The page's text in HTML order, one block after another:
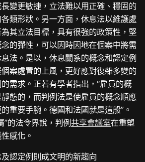
變更敏捷，立法難以用正確、穩固的
類形狀。另一方面，休息法以維護處
其立法目標，具有很強的政策性，堅
的彈性，可以因時因地在個案中將需
法。是以，休息關系的概念和認定例
案處置的上風，更好應對復雜多變的
需求。正若有學者指出，“雇員的概
態的，而判例法是使雇員的概念順應
重要手腕。德國和法國就是這般”。
”的法令界說，判例共享會議室在重塑
感化。
及認定例則成文明的新趨向